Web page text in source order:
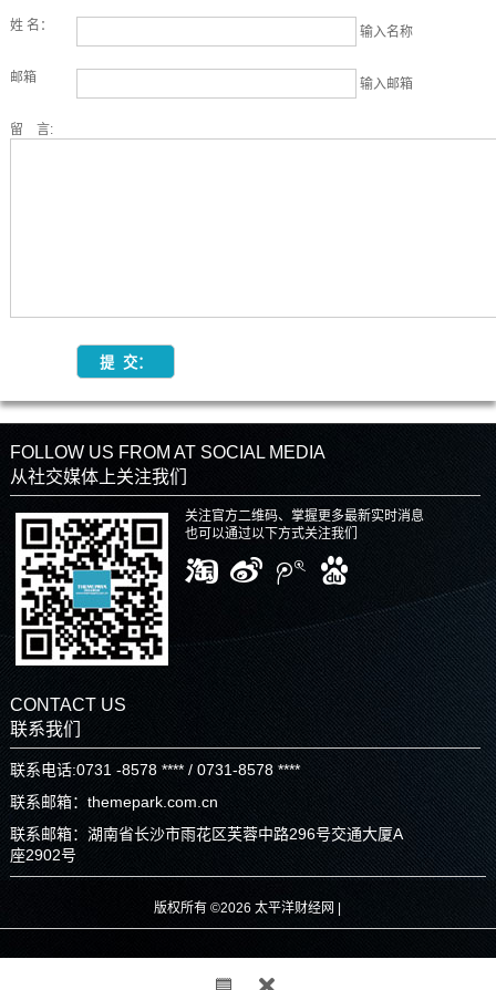
姓 名： 输入名称
邮箱 输入邮箱
留 言:
FOLLOW US FROM AT SOCIAL MEDIA
从社交媒体上关注我们
关注官方二维码、掌握更多最新实时消息
也可以通过以下方式关注我们
CONTACT US
联系我们
联系电话:0731 -8578 **** / 0731-8578 ****
联系邮箱：themepark.com.cn
联系邮箱：湖南省长沙市雨花区芙蓉中路296号交通大厦A
座2902号
版权所有 ©2026 太平洋财经网 |